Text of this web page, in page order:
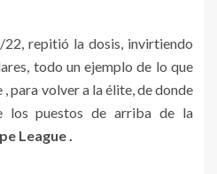
22, repitió la dosis, invirtiendo
todo un ejemplo de lo que
para volver a la élite, de donde
los puestos de arriba de la
League .